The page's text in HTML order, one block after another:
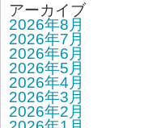
アーカイブ
2026年8月
2026年7月
2026年6月
2026年5月
2026年4月
2026年3月
2026年2月